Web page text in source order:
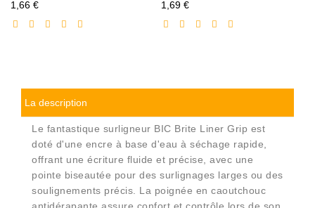
1,66 €Prix
réduit
1,69 €Prix
réduit
La description
Le fantastique surligneur BIC Brite Liner Grip est
doté d'une encre à base d'eau à séchage rapide,
offrant une écriture fluide et précise, avec une
pointe biseautée pour des surlignages larges ou des
soulignements précis. La poignée en caoutchouc